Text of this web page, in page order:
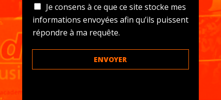
Je consens à ce que ce site stocke mes
informations envoyées afin qu’ils puissent
répondre à ma requête.
ENVOYER